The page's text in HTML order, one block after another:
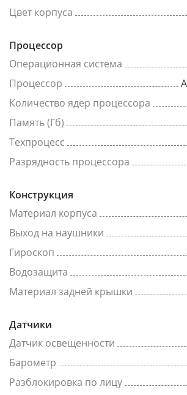
Цвет корпуса
Процессор
Операционная система
Процессор
Количество ядер процессора
Память (Гб)
Техпроцесс
Разрядность процессора
Конструкция
Материал корпуса
Выход на наушники
Гироскоп
Водозащита
Материал задней крышки
Датчики
Датчик освещенности
Барометр
Разблокировка по лицу